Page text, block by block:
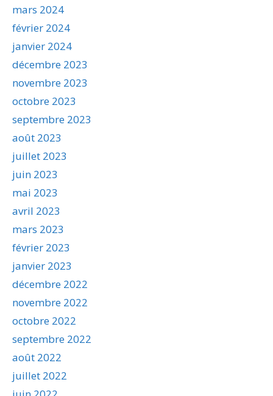
mars 2024
février 2024
janvier 2024
décembre 2023
novembre 2023
octobre 2023
septembre 2023
août 2023
juillet 2023
juin 2023
mai 2023
avril 2023
mars 2023
février 2023
janvier 2023
décembre 2022
novembre 2022
octobre 2022
septembre 2022
août 2022
juillet 2022